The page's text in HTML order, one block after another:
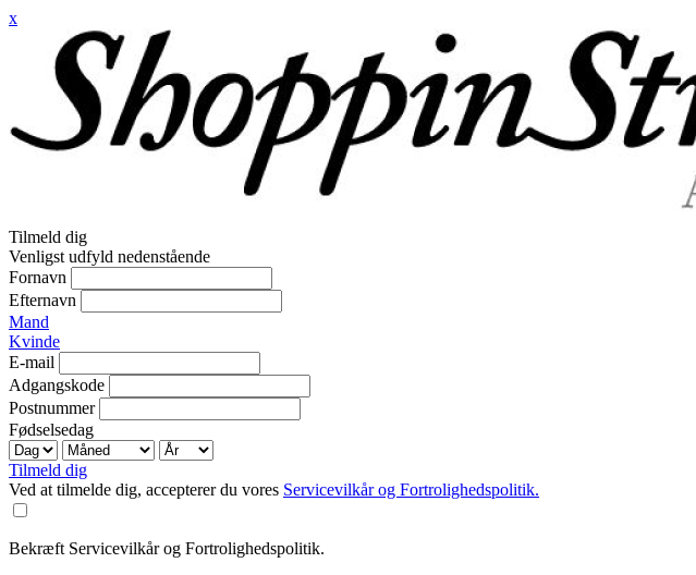
x
Tilmeld dig
Venligst udfyld nedenstående
Fornavn
Efternavn
Mand
Kvinde
E-mail
Adgangskode
Postnummer
Fødselsedag
Tilmeld dig
Ved at tilmelde dig, accepterer du vores Servicevilkår og Fortrolighedspolitik.
Bekræft Servicevilkår og Fortrolighedspolitik.